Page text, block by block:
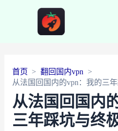
首页
翻回国内vpn
从法国回国内的vpn：我的三
从法国回国内
三年踩坑与终